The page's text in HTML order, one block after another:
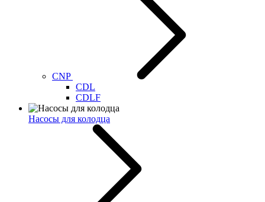
CNP
CDL
CDLF
Насосы для колодца